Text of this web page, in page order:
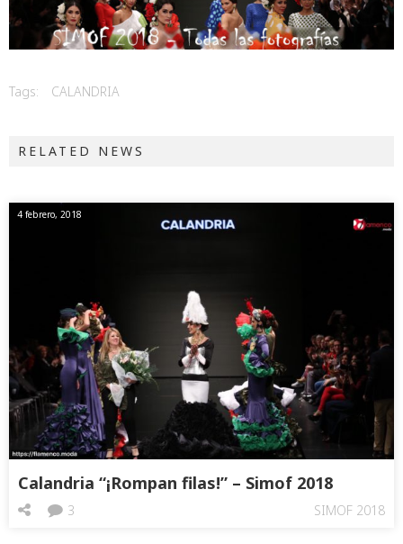
Tags: CALANDRIA
RELATED NEWS
4 febrero, 2018
Calandria “¡Rompan filas!” – Simof 2018
SIMOF 2018
3